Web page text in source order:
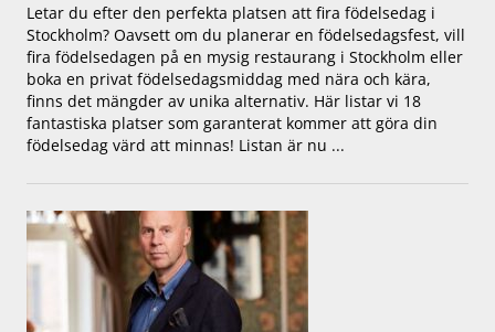
Letar du efter den perfekta platsen att fira födelsedag i
Stockholm? Oavsett om du planerar en födelsedagsfest, vill
fira födelsedagen på en mysig restaurang i Stockholm eller
boka en privat födelsedagsmiddag med nära och kära,
finns det mängder av unika alternativ. Här listar vi 18
fantastiska platser som garanterat kommer att göra din
födelsedag värd att minnas! Listan är nu ...